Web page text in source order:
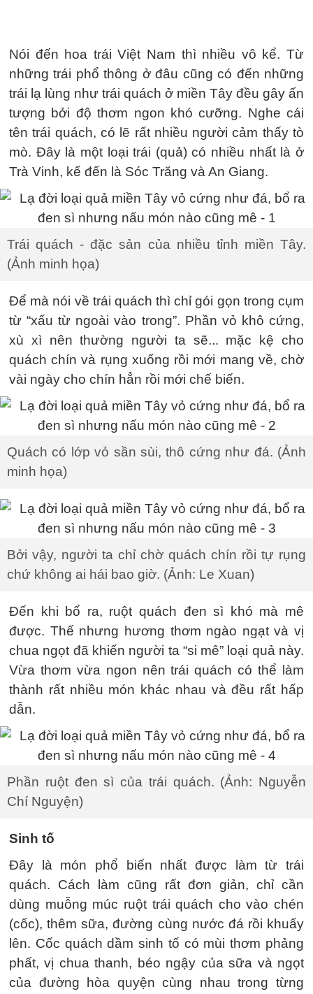
Nói đến hoa trái Việt Nam thì nhiều vô kể. Từ
những trái phổ thông ở đâu cũng có đến những
trái lạ lùng như trái quách ở miền Tây đều gây ấn
tượng bởi độ thơm ngon khó cưỡng. Nghe cái
tên trái quách, có lẽ rất nhiều người cảm thấy tò
mò. Đây là một loại trái (quả) có nhiều nhất là ở
Trà Vinh, kế đến là Sóc Trăng và An Giang.
Trái quách - đặc sản của nhiều tỉnh miền Tây.
(Ảnh minh họa)
Để mà nói về trái quách thì chỉ gói gọn trong cụm
từ “xấu từ ngoài vào trong”. Phần vỏ khô cứng,
xù xì nên thường người ta sẽ... mặc kệ cho
quách chín và rụng xuống rồi mới mang về, chờ
vài ngày cho chín hẳn rồi mới chế biến.
Quách có lớp vỏ sần sùi, thô cứng như đá. (Ảnh
minh họa)
Bởi vậy, người ta chỉ chờ quách chín rồi tự rụng
chứ không ai hái bao giờ. (Ảnh: Le Xuan)
Đến khi bổ ra, ruột quách đen sì khó mà mê
được. Thế nhưng hương thơm ngào ngạt và vị
chua ngọt đã khiến người ta “si mê” loại quả này.
Vừa thơm vừa ngon nên trái quách có thể làm
thành rất nhiều món khác nhau và đều rất hấp
dẫn.
Phần ruột đen sì của trái quách. (Ảnh: Nguyễn
Chí Nguyện)
Sinh tố
Đây là món phổ biến nhất được làm từ trái
quách. Cách làm cũng rất đơn giản, chỉ cần
dùng muỗng múc ruột trái quách cho vào chén
(cốc), thêm sữa, đường cùng nước đá rồi khuấy
lên. Cốc quách dầm sinh tố có mùi thơm phảng
phất, vị chua thanh, béo ngậy của sữa và ngọt
của đường hòa quyện cùng nhau trong từng